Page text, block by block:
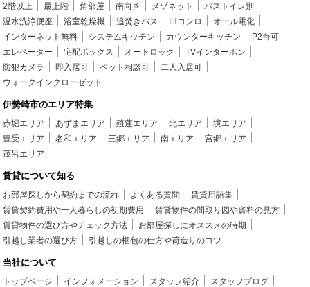
2階以上 最上階 角部屋 南向き メゾネット
バストイレ別
温水洗浄便座
浴室乾燥機 追焚きバス IHコンロ
オール電化
インターネット無料
システムキッチン カウンターキッチン
P2台可
エレベーター
宅配ボックス オートロック
TVインターホン
防犯カメラ
即入居可 ペット相談可
二人入居可
ウォークインクローゼット
伊勢崎市のエリア特集
赤堀エリア あずまエリア 殖蓮エリア 北エリア
境エリア
豊受エリア
名和エリア 三郷エリア 南エリア
宮郷エリア
茂呂エリア
賃貸について知る
お部屋探しから契約までの流れ よくある質問
賃貸用語集
賃貸契約費用や一人暮らしの初期費用
賃貸物件の間取り図や資料の見方
賃貸物件の選び方やチェック方法
お部屋探しにオススメの時期
引越し業者の選び方
引越しの梱包の仕方や荷造りのコツ
当社について
トップページ インフォメーション スタッフ紹介
スタッフブログ